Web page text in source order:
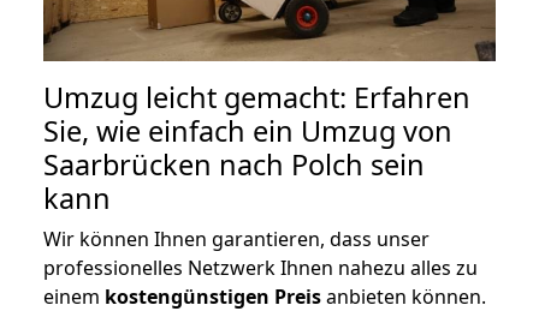
Umzug leicht gemacht: Erfahren
Sie, wie einfach ein Umzug von
Saarbrücken nach Polch sein
kann
Wir können Ihnen garantieren, dass unser
professionelles Netzwerk Ihnen nahezu alles zu
einem kostengünstigen Preisanbieten können.